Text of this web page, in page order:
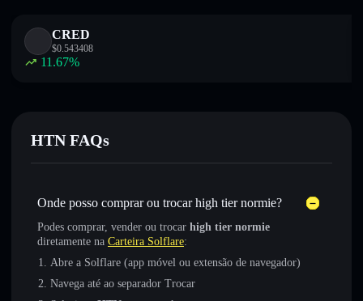
CRED
$0.543408
11.67%
HTN FAQs
Onde posso comprar ou trocar high tier normie?
Podes comprar, vender ou trocar high tier normie
diretamente na Carteira Solflare:
Abre a Solflare (app móvel ou extensão de navegador)
Navega até ao separador Trocar